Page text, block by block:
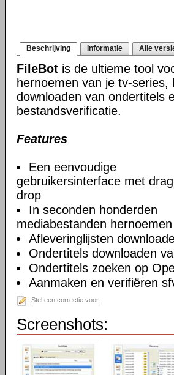
Beschrijving Informatie Alle
FileBot is de ultieme tool
hernoemen van je tv-series,
downloaden van ondertitels
bestandsverificatie.
Features
Een eenvoudige
gebruikersinterface met
drop
In seconden honderden
mediabestanden hernoemen
Afleveringlijsten
Ondertitels downloaden
Ondertitels zoeken op
Aanmaken en verifiëren
Stel een correctie voor
Screenshots: